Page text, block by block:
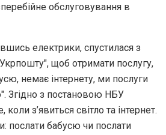
обслуговування в
електрики, спустилася з
щоб отримати послугу,
немає інтернету, ми послуги
Згідно з постановою НБУ
з’явиться світло та інтернет.
послати бабусю чи послати